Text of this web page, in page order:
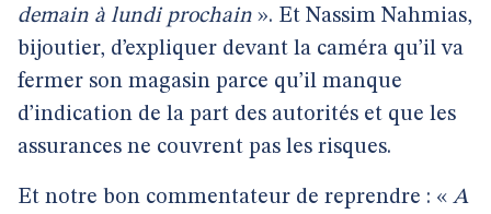
demain à lundi prochain ». Et Nassim Nahmias,
bijoutier, d’expliquer devant la caméra qu’il va
fermer son magasin parce qu’il manque
d’indication de la part des autorités et que les
assurances ne couvrent pas les risques.
Et notre bon commentateur de reprendre : « A